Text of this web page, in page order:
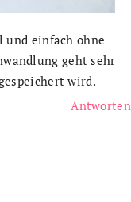
einfach ohne
geht sehr
wird.
Antworten